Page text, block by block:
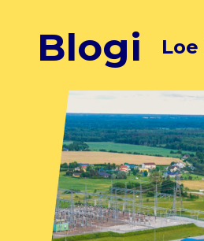
Blogi